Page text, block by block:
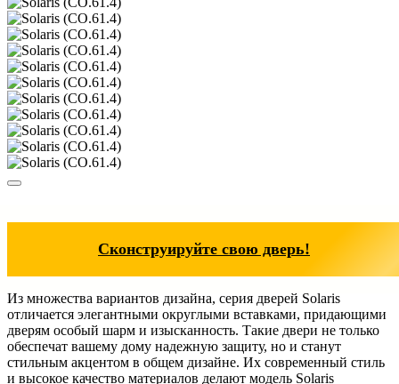
Сконструируйте свою дверь!
Из множества вариантов дизайна, серия дверей Solaris
отличается элегантными округлыми вставками, придающими
дверям особый шарм и изысканность. Такие двери не только
обеспечат вашему дому надежную защиту, но и станут
стильным акцентом в общем дизайне. Их современный стиль
и высокое качество материалов делают модель Solaris